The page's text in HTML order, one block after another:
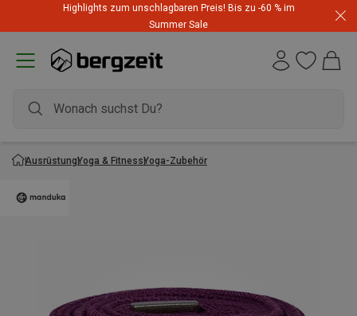
Highlights zum unschlagbaren Preis! Bis zu -60 % im
Summer Sale
AusrüstungYoga & FitnessYoga-Zubehör